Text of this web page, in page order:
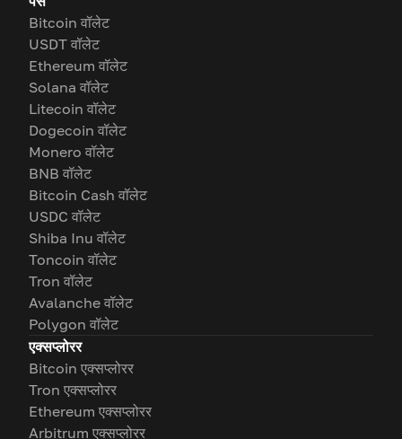
Bitcoin वॉलेट
USDT वॉलेट
Ethereum वॉलेट
Solana वॉलेट
Litecoin वॉलेट
Dogecoin वॉलेट
Monero वॉलेट
BNB वॉलेट
Bitcoin Cash वॉलेट
USDC वॉलेट
Shiba Inu वॉलेट
Toncoin वॉलेट
Tron वॉलेट
Avalanche वॉलेट
Polygon वॉलेट
एक्सप्लोरर
Bitcoin एक्सप्लोरर
Tron एक्सप्लोरर
Ethereum एक्सप्लोरर
Arbitrum एक्सप्लोरर